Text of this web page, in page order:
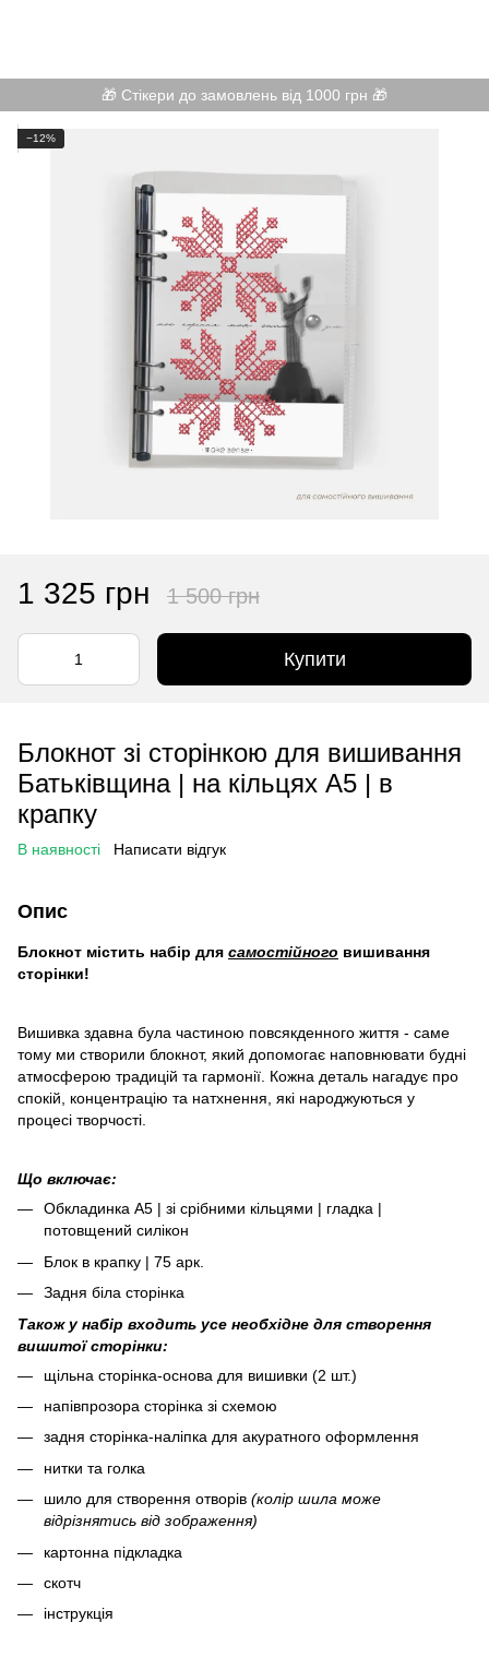
🎁 Стікери до замовлень від 1000 грн 🎁
−12%
1 325 грн 1 500 грн
Купити
Блокнот зі сторінкою для вишивання
Батьківщина | на кільцях А5 | в
крапку
В наявності Написати відгук
Опис
Блокнот містить набір для самостійного вишивання
сторінки!
Вишивка здавна була частиною повсякденного життя - саме
тому ми створили блокнот, який допомогає наповнювати будні
атмосферою традицій та гармонії. Кожна деталь нагадує про
спокій, концентрацію та натхнення, які народжуються у
процесі творчості.
Що включає:
Обкладинка А5 | зі срібними кільцями | гладка |
потовщений силікон
Блок в крапку | 75 арк.
Задня біла сторінка
Також у набір входить усе необхідне для створення
вишитої сторінки:
щільна сторінка-основа для вишивки (2 шт.)
напівпрозора сторінка зі схемою
задня сторінка-наліпка для акуратного оформлення
нитки та голка
шило для створення отворів (колір шила може
відрізнятись від зображення)
картонна підкладка
скотч
інструкція